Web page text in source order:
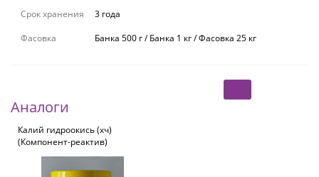
Срок хранения
3 года
Фасовка
Банка 500 г / Банка 1 кг / Фасовка 25 кг
Аналоги
Калий гидроокись (хч)
(Компонент-реактив)